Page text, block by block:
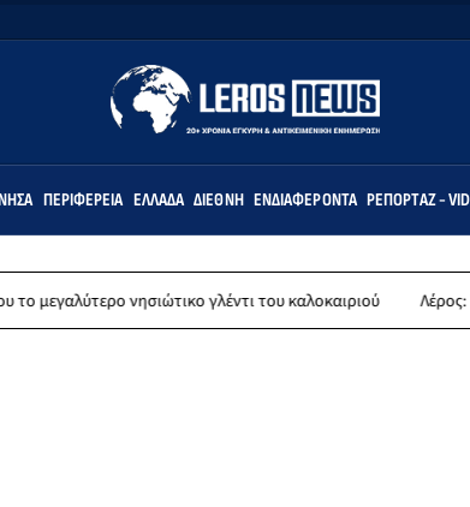
ΠΕΡΙΦΈΡΕΙΑ ΕΛΛΆΔΑ ΔΙΕΘΝΉ ΕΝΔΙΑΦΈΡΟΝΤΑ ΡΕΠΟΡΤΆΖ -
γλέντι του καλοκαιριού Λέρος: Την Παρασκευή 14